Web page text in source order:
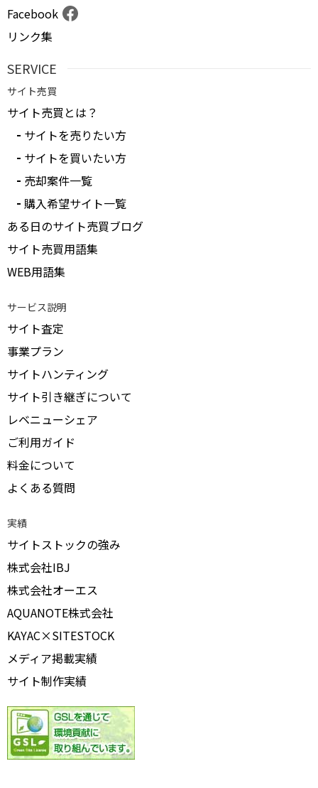
Facebook
リンク集
SERVICE
サイト売買
サイト売買とは？
サイトを売りたい方
サイトを買いたい方
売却案件一覧
購入希望サイト一覧
ある日のサイト売買ブログ
サイト売買用語集
WEB用語集
サービス説明
サイト査定
事業プラン
サイトハンティング
サイト引き継ぎについて
レベニューシェア
ご利用ガイド
料金について
よくある質問
実績
サイトストックの強み
株式会社IBJ
株式会社オーエス
AQUANOTE株式会社
KAYAC×SITESTOCK
メディア掲載実績
サイト制作実績